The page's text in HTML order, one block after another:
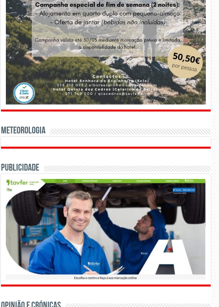
Meteorologia
Publicidade